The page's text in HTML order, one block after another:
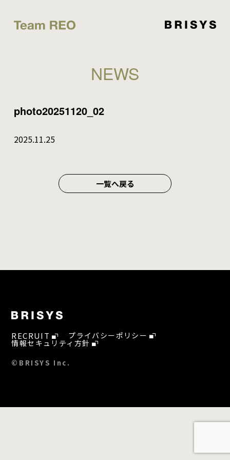
NEWS
photo20251120_02
2025.11.25
一覧へ戻る
RECRUIT プライバシーポリシー
情報セキュリティ方針
©BRISYS Inc.